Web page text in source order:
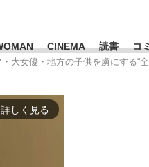
CINEMA 読書 コ
大女優・地方の子供を虜にする“
詳しく見る